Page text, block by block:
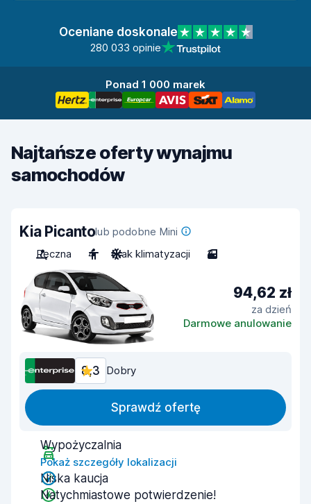
Oceniane doskonale
280 033 opinie
Ponad 1 000 marek
Najtańsze oferty wynajmu
samochodów
Kia Picantolub podobne Mini
Ręczna
4 Brak klimatyzacji 3
94,62 zł
za dzień
Darmowe anulowanie
8,3 Dobry
Sprawdź ofertę
Wypożyczalnia
Pokaż szczegóły lokalizacji
Niska kaucja
Natychmiastowe potwierdzenie!